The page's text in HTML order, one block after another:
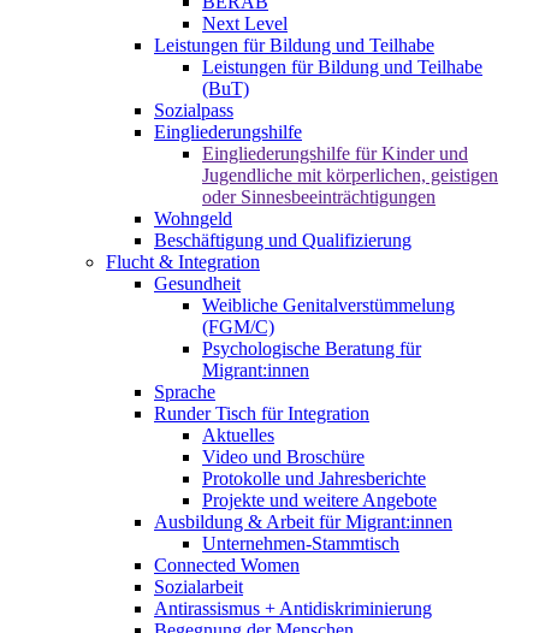
Next Level
Leistungen für Bildung und Teilhabe
Leistungen für Bildung und Teilhabe
(BuT)
Sozialpass
Eingliederungshilfe
Eingliederungshilfe für Kinder und
Jugendliche mit körperlichen, geistigen
oder Sinnesbeeinträchtigungen
Wohngeld
Beschäftigung und Qualifizierung
Flucht & Integration
Gesundheit
Weibliche Genitalverstümmelung
(FGM/C)
Psychologische Beratung für
Migrant:innen
Sprache
Runder Tisch für Integration
Aktuelles
Video und Broschüre
Protokolle und Jahresberichte
Projekte und weitere Angebote
Ausbildung & Arbeit für Migrant:innen
Unternehmen-Stammtisch
Connected Women
Sozialarbeit
Antirassismus + Antidiskriminierung